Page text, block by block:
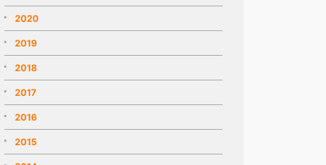
2020
2019
2018
2017
2016
2015